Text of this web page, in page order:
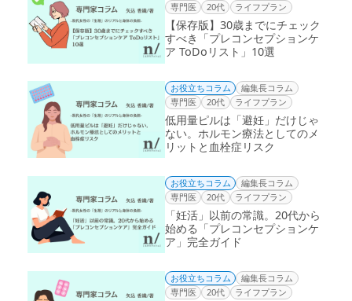
専門医
20代 ライフプラン
【保存版】30歳までにチェック
すべき「プレコンセプションケ
ア ToDoリスト」10選
お役立ちコラム
編集長コラム
専門医
20代 ライフプラン
低用量ピルは「避妊」だけじゃ
ない。ホルモン療法としてのメ
リットと血栓症リスク
お役立ちコラム
編集長コラム
専門医
20代 ライフプラン
「妊活」以前の常識。20代から
始める「プレコンセプションケ
ア」完全ガイド
お役立ちコラム
編集長コラム
専門医
20代 ライフプラン